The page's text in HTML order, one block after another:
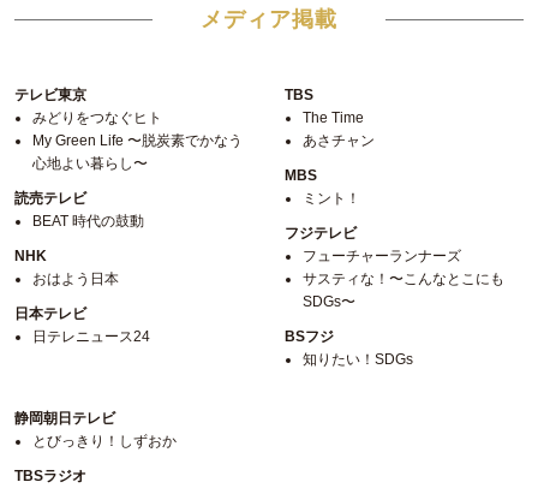
メディア掲載
テレビ東京
みどりをつなぐヒト
My Green Life 〜脱炭素でかなう
心地よい暮らし〜
読売テレビ
BEAT 時代の鼓動
NHK
おはよう日本
日本テレビ
日テレニュース24
TBS
The Time
あさチャン
MBS
ミント！
フジテレビ
フューチャーランナーズ
サスティな！〜こんなとこにも
SDGs〜
BSフジ
知りたい！SDGs
静岡朝日テレビ
とびっきり！しずおか
TBSラジオ